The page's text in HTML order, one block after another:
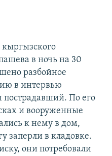
в ночь на 30
разбойное
в интервью
пострадавший. По его
и вооруженные
к нему в дом,
заперли в кладовке.
они потребовали